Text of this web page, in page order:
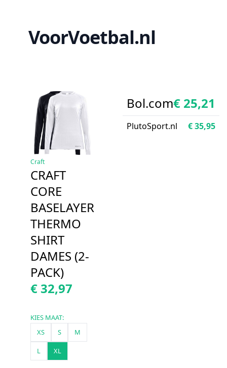
VoorVoetbal.nl
Craft
CRAFT
CORE
BASELAYER
THERMO
SHIRT
DAMES (2-
PACK)
€ 32,97
KIES MAAT:
XS
S M
L XL
Bol.com€ 25,21
PlutoSport.nl € 35,95